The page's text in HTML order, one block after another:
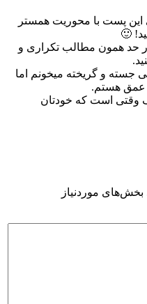
پست با محوریت همستر
🙂
حد همون مطالب تکراری و
جسته و گریخته میخونم اما
عمق هستم.
وقتی است که خودتان
بخش‌های موردنیاز